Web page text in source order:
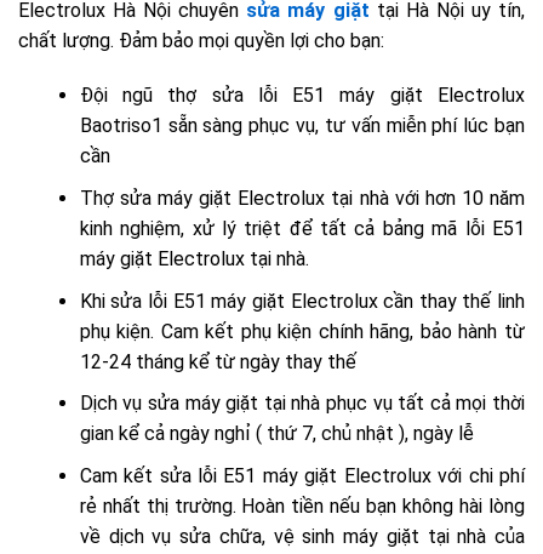
Electrolux Hà Nội chuyên sửa máy giặt tại Hà Nộiuy tín,
chất lượng. Đảm bảo mọi quyền lợi cho bạn:
Đội ngũ thợ sửa lỗi E51 máy giặt Electrolux
Baotriso1 sẵn sàng phục vụ, tư vấn miễn phí lúc bạn
cần
Thợ sửa máy giặt Electrolux tại nhàvới hơn 10 năm
kinh nghiệm, xử lý triệt để tất cả bảng mã lỗi E51
máy giặt Electrolux tại nhà.
Khi sửa lỗi E51 máy giặt Electrolux cần thay thế linh
phụ kiện. Cam kết phụ kiện chính hãng, bảo hành từ
12-24 tháng kể từ ngày thay thế
Dịch vụ sửa máy giặt tại nhà phục vụ tất cả mọi thời
gian kể cả ngày nghỉ ( thứ 7, chủ nhật ), ngày lễ
Cam kết sửa lỗi E51 máy giặt Electrolux với chi phí
rẻ nhất thị trường. Hoàn tiền nếu bạn không hài lòng
về dịch vụ sửa chữa, vệ sinh máy giặt tại nhà của